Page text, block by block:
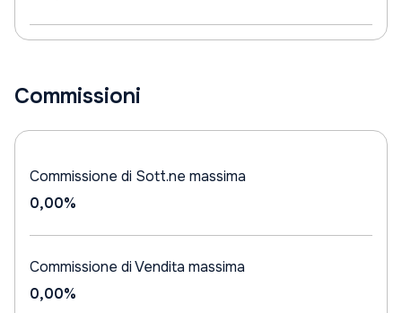
Commissioni
Commissione di Sott.ne massima
0,00%
Commissione di Vendita massima
0,00%